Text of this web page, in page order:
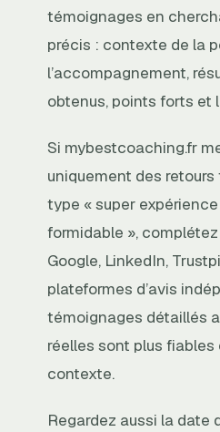
témoignages en
précis : contexte de la
l’accompagnement,
obtenus, points forts et
Si mybestcoaching.fr
uniquement des
type « super
formidable »,
Google, LinkedIn,
plateformes d’avis
témoignages détaillés
réelles sont plus
contexte.
Regardez aussi la date